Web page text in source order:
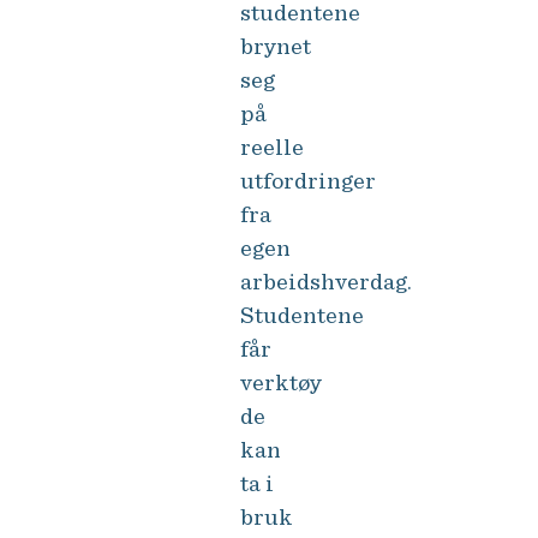
studentene
brynet
seg
på
reelle
utfordringer
fra
egen
arbeidshverdag.
Studentene
får
verktøy
de
kan
ta i
bruk